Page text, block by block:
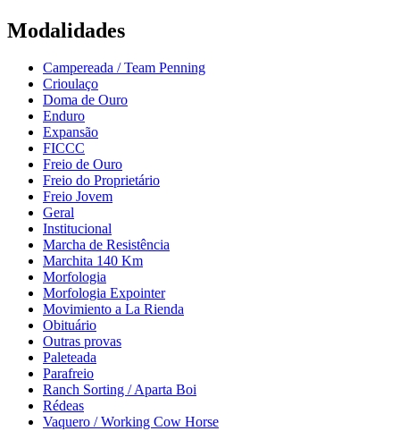
Modalidades
Campereada / Team Penning
Crioulaço
Doma de Ouro
Enduro
Expansão
FICCC
Freio de Ouro
Freio do Proprietário
Freio Jovem
Geral
Institucional
Marcha de Resistência
Marchita 140 Km
Morfologia
Morfologia Expointer
Movimiento a La Rienda
Obituário
Outras provas
Paleteada
Parafreio
Ranch Sorting / Aparta Boi
Rédeas
Vaquero / Working Cow Horse